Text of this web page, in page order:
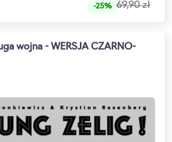
69,90 zł
-25%
wojna - WERSJA CZARNO-